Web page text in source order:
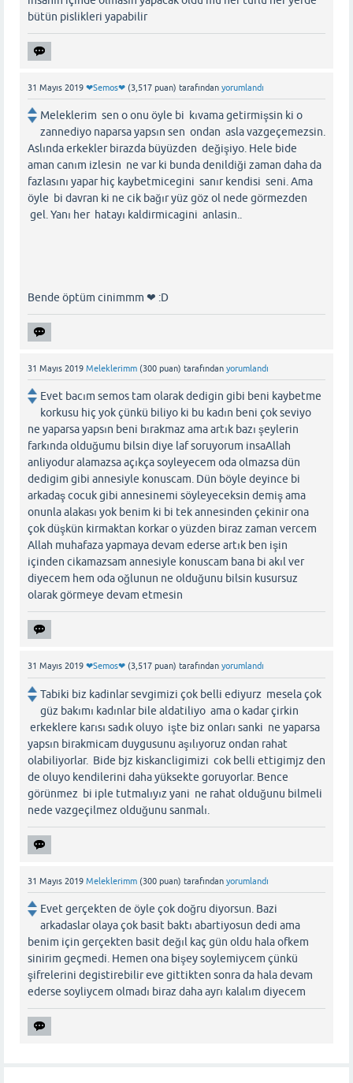
bütün pislikleri yapabilir
31 Mayıs 2019 ❤Semos❤ (3,517 puan) tarafından yorumlandı
Meleklerim sen o onu öyle bi kıvama getirmişsin ki o
zannediyo naparsa yapsın sen ondan asla vazgeçemezsin.
Aslında erkekler birazda büyüzden değişiyo. Hele bide
aman canım izlesin ne var ki bunda denildiği zaman daha da
fazlasını yapar hiç kaybetmicegini sanır kendisi seni. Ama
öyle bi davran ki ne cik bağır yüz göz ol nede görmezden
gel. Yanı her hatayı kaldirmicagini anlasin..
Bende öptüm cinimmm ❤ :D
31 Mayıs 2019 Meleklerimm (300 puan) tarafından yorumlandı
Evet bacım semos tam olarak dedigin gibi beni kaybetme
korkusu hiç yok çünkü biliyo ki bu kadın beni çok seviyo
ne yaparsa yapsın beni bırakmaz ama artık bazı şeylerin
farkında olduğumu bilsin diye laf soruyorum insaAllah
anliyodur alamazsa açıkça soyleyecem oda olmazsa dün
dedigim gibi annesiyle konuscam. Dün böyle deyince bi
arkadaş cocuk gibi annesinemi söyleyeceksin demiş ama
onunla alakası yok benim ki bi tek annesinden çekinir ona
çok düşkün kirmaktan korkar o yüzden biraz zaman vercem
Allah muhafaza yapmaya devam ederse artık ben işin
içinden cikamazsam annesiyle konuscam bana bi akıl ver
diyecem hem oda oğlunun ne olduğunu bilsin kusursuz
olarak görmeye devam etmesin
31 Mayıs 2019 ❤Semos❤ (3,517 puan) tarafından yorumlandı
Tabiki biz kadinlar sevgimizi çok belli ediyurz mesela çok
güz bakımı kadınlar bile aldatiliyo ama o kadar çirkin
erkeklere karısı sadık oluyo işte biz onları sanki ne yaparsa
yapsın birakmicam duygusunu aşılıyoruz ondan rahat
olabiliyorlar. Bide bjz kiskancligimizi cok belli ettigimjz den
de oluyo kendilerini daha yüksekte goruyorlar. Bence
görünmez bi iple tutmalıyız yani ne rahat olduğunu bilmeli
nede vazgeçilmez olduğunu sanmalı.
31 Mayıs 2019 Meleklerimm (300 puan) tarafından yorumlandı
Evet gerçekten de öyle çok doğru diyorsun. Bazi
arkadaslar olaya çok basit baktı abartiyosun dedi ama
benim için gerçekten basit değıl kaç gün oldu hala ofkem
sinirim geçmedi. Hemen ona bişey soylemiycem çünkü
şifrelerini degistirebilir eve gittikten sonra da hala devam
ederse soyliycem olmadı biraz daha ayrı kalalım diyecem